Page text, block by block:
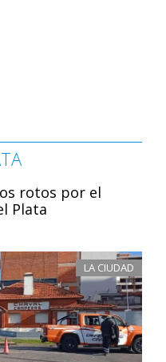
rotos por el
Plata
LA CIUDAD